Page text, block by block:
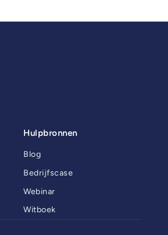
Hulpbronnen
Blog
Bedrijfscase
Webinar
Witboek